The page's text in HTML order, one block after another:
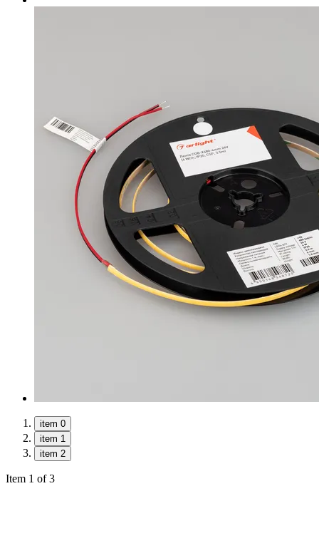
item 0
item 1
item 2
Item 1 of 3